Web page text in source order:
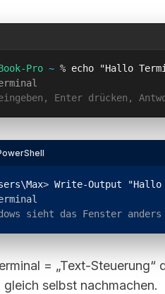
Pro ~ % echo "Hallo
Enter drücken,
> Write-Output "Hallo
sieht das Fenster
= „Text-
gleich selbst nachmachen.